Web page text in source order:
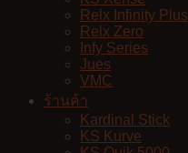
Relx Infinity Plus
Relx Zero
Infy Series
Jues
VMC
ร้านค้า
Kardinal Stick
KS Kurve